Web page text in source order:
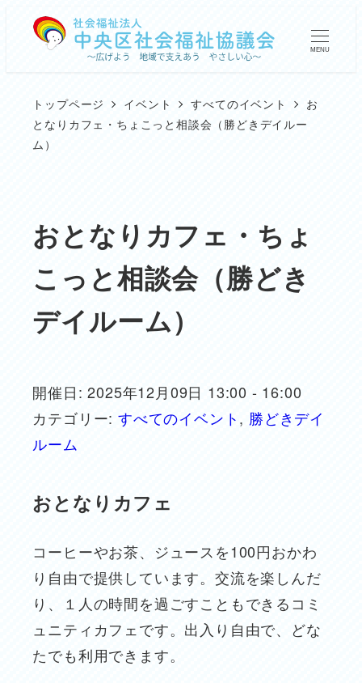
MENU
トップページ イベント すべてのイベント
お
となりカフェ・ちょこっと相談会（勝どきデイルー
ム）
おとなりカフェ・ちょ
こっと相談会（勝どき
デイルーム）
開催日: 2025年12月09日 13:00 - 16:00
カテゴリー: すべてのイベント, 勝どきデイ
ルーム
おとなりカフェ
コーヒーやお茶、ジュースを100円おかわ
り自由で提供しています。交流を楽しんだ
り、１人の時間を過ごすこともできるコミ
ュニティカフェです。出入り自由で、どな
たでも利用できます。